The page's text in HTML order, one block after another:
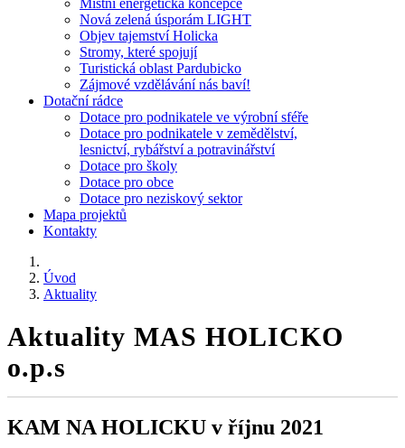
Místní energetická koncepce
Nová zelená úsporám LIGHT
Objev tajemství Holicka
Stromy, které spojují
Turistická oblast Pardubicko
Zájmové vzdělávání nás baví!
Dotační rádce
Dotace pro podnikatele ve výrobní sféře
Dotace pro podnikatele v zemědělství,
lesnictví, rybářství a potravinářství
Dotace pro školy
Dotace pro obce
Dotace pro neziskový sektor
Mapa projektů
Kontakty
Úvod
Aktuality
Aktuality MAS HOLICKO
o.p.s
KAM NA HOLICKU v říjnu 2021